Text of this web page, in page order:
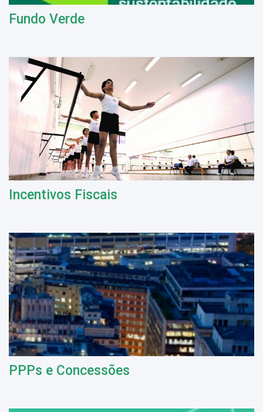
Fundo Verde
Incentivos Fiscais
PPPs e Concessões